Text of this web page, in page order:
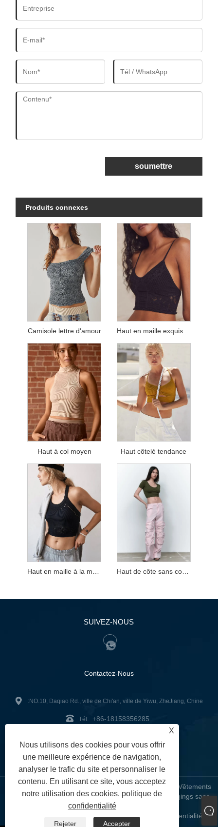
soumettre
Produits connexes
Camisole lettre d'amour Haut en maille exquise sans couture
Haut à col moyen Haut côtelé tendance
Haut en maille à la mode Haut de côte sans couture
SUIVEZ-NOUS
Contactez-Nous
:NO.10, Daqiao Rd., ville de Chi'an, ville de Yiwu, ZheJiang, Chine
Tél: +86-18158356285
Fax: +86-579-89979099
Copyright © 2024 ZheJiangZhuoGu Clothing Co., Ltd. - Vêtements
de yoga sans couture, soutien-gorge sans couture, leggings sans
couture - Tous droits réservés
| XML | politique de confidentialité |
X
Nous utilisons des cookies pour vous offrir
une meilleure expérience de navigation,
analyser le trafic du site et personnaliser le
contenu. En utilisant ce site, vous acceptez
notre utilisation des cookies. politique de
confidentialité
Rejeter Accepter